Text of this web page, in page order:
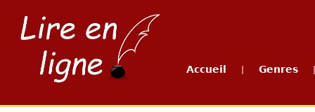
Accueil Genres